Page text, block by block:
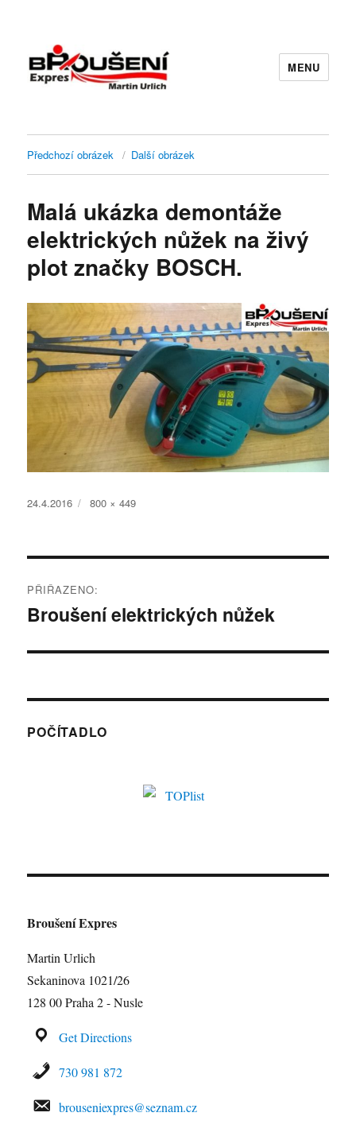
MENU
Předchozí obrázek Další obrázek
Malá ukázka demontáže
elektrických nůžek na živý
plot značky BOSCH.
Publikováno:
24.4.2016
Původní
800 × 449
pro
PŘIŘAZENO:
Broušení elektrických nůžek
POČÍTADLO
Broušení Expres
Martin Urlich
Sekaninova 1021/26
128 00 Praha 2 - Nusle
Get Directions
730 981 872
brouseniexpres@seznam.cz